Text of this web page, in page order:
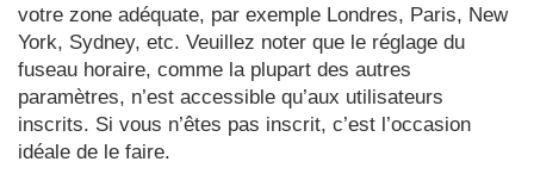
votre zone adéquate, par exemple Londres, Paris, New
York, Sydney, etc. Veuillez noter que le réglage du
fuseau horaire, comme la plupart des autres
paramètres, n’est accessible qu’aux utilisateurs
inscrits. Si vous n’êtes pas inscrit, c’est l’occasion
idéale de le faire.